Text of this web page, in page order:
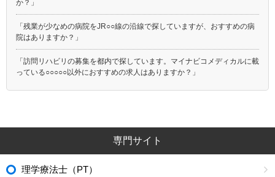
か？」
「残業が少なめの病院をJR○○線の沿線で探していますが、おすすめの病
院はありますか？」
「訪問リハビリの募集を都内で探しています。マイナビコメディカルに載
っている○○○○○以外におすすめの求人はありますか？」
専門サイト
理学療法士（PT）